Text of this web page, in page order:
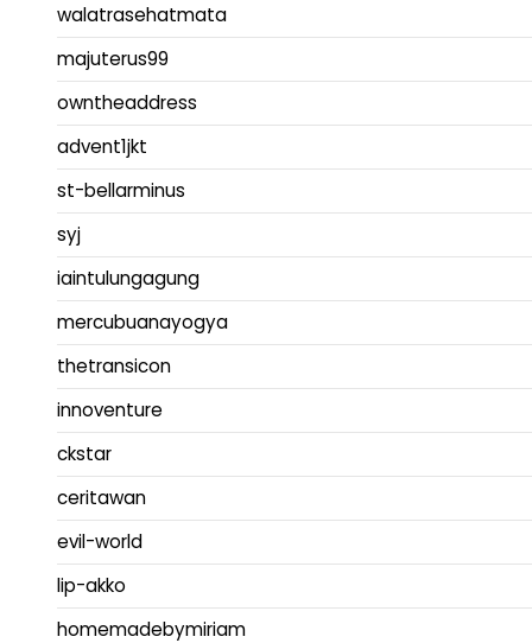
walatrasehatmata
majuterus99
owntheaddress
advent1jkt
st-bellarminus
syj
iaintulungagung
mercubuanayogya
thetransicon
innoventure
ckstar
ceritawan
evil-world
lip-akko
homemadebymiriam